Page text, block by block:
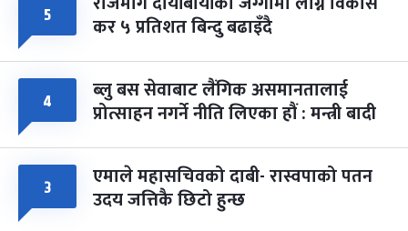
५ कर ५ प्रतिशत बिन्दु बढाइँदै
४ ब्लु बस सेवाबाट लैंगिक असमानतालाई
प्रोत्साहन नगर्ने नीति लिएका हौं : मन्त्री बादी
३ एमाले महासचिवको दाबी- रास्वपाको पतन
उदय जत्तिकै छिटो हुन्छ